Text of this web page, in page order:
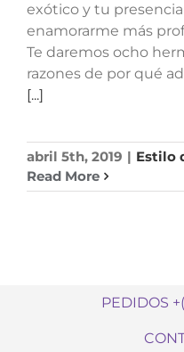
exótico y tu
enamorarme más
Te daremos ocho
razones de por qué
[...]
abril 5th, 2019 | Estilo
Read More
PEDIDOS